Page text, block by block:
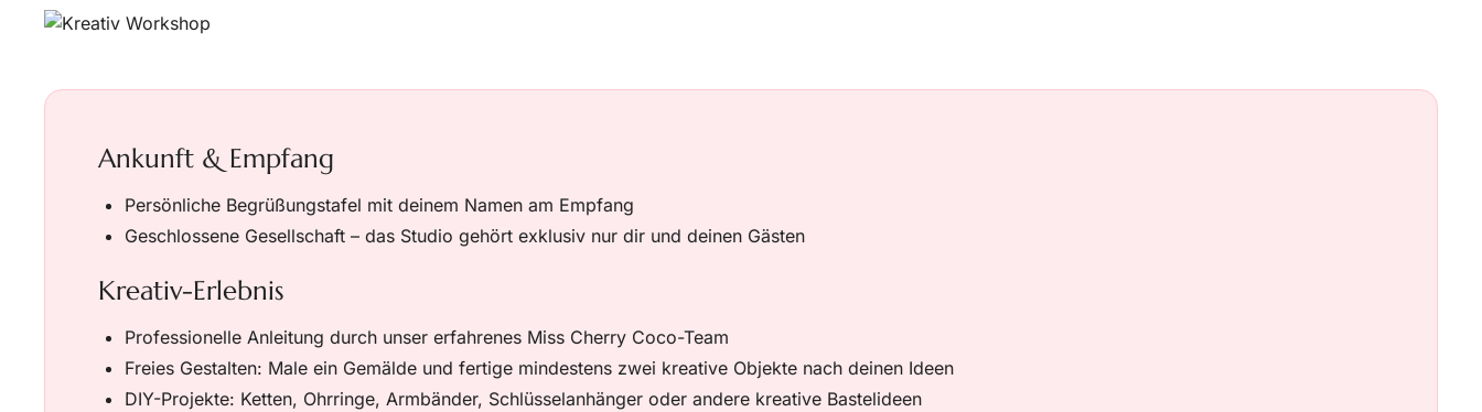
Ankunft & Empfang
Persönliche Begrüßungstafel mit deinem Namen am Empfang
Geschlossene Gesellschaft – das Studio gehört exklusiv nur dir und deinen Gästen
Kreativ-Erlebnis
Professionelle Anleitung durch unser erfahrenes Miss Cherry Coco-Team
Freies Gestalten: Male ein Gemälde und fertige mindestens zwei kreative Objekte nach deinen Ideen
DIY-Projekte: Ketten, Ohrringe, Armbänder, Schlüsselanhänger oder andere kreative Bastelideen